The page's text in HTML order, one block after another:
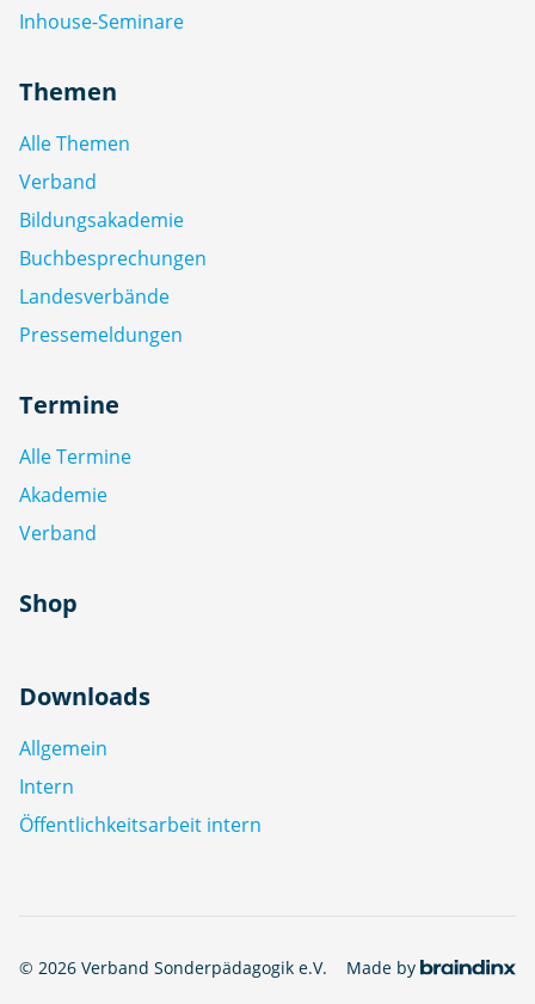
Inhouse-Seminare
Themen
Alle Themen
Verband
Bildungsakademie
Buchbesprechungen
Landesverbände
Pressemeldungen
Termine
Alle Termine
Akademie
Verband
Shop
Downloads
Allgemein
Intern
Öffentlichkeitsarbeit intern
© 2026 Verband Sonderpädagogik e.V. Made by